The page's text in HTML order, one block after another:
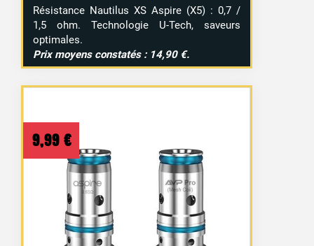
Résistance Nautilus XS Aspire (X5) : 0,7 /
1,5 ohm. Technologie U-Tech, saveurs
optimales.
Prix moyens constatés : 14,90 €.
9,99 €